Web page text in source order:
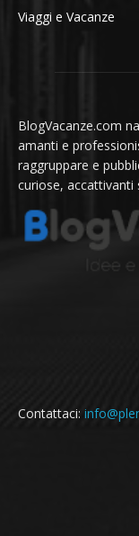
Viaggi e Vacanze
BlogVacanze.com
amanti e
raggruppare e
curiose, accattivanti
Contattaci: